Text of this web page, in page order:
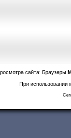
сайта: Браузеры
При использовании